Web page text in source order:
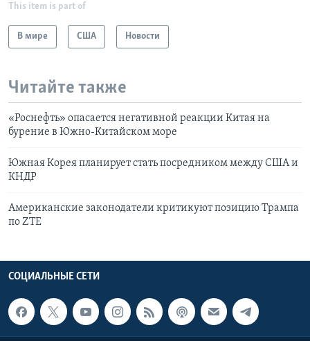
This item is part of
В мире США Новости
Читайте также
«Роснефть» опасается негативной реакции Китая на
бурение в Южно-Китайском море
Южная Корея планирует стать посредником между США и
КНДР
Американские законодатели критикуют позицию Трампа
по ZTE
СОЦИАЛЬНЫЕ СЕТИ